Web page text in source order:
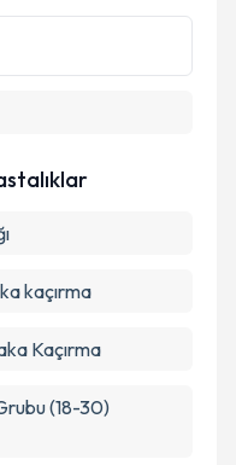
kaçırma
Kaçırma
(18-30)